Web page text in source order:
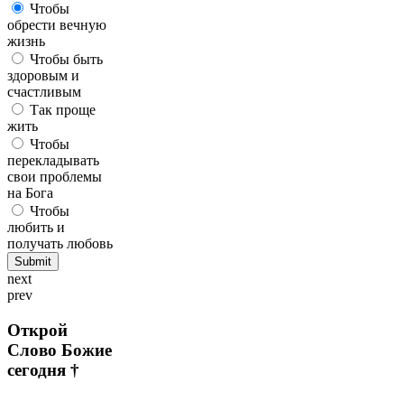
Чтобы
обрести вечную
жизнь
Чтобы быть
здоровым и
счастливым
Так проще
жить
Чтобы
перекладывать
свои проблемы
на Бога
Чтобы
любить и
получать любовь
next
prev
Открой
Слово Божие
сегодня †